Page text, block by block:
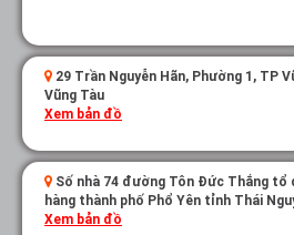
29 Trần Nguyễn Hãn, Phường 1, TP
Vũng Tàu
Xem bản đồ
Số nhà 74 đường Tôn Đức Thắng tổ
hàng thành phố Phổ Yên tỉnh Thái
Xem bản đồ